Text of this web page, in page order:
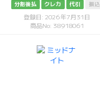
分割後払 クレカ 代引 振込
登録日: 2026年7月31日
商品No: 38918061